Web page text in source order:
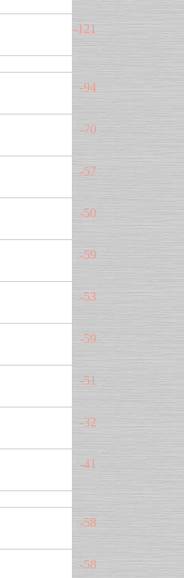
-121
-94
-70
-57
-50
-59
-53
-59
-51
-32
-41
-58
-58